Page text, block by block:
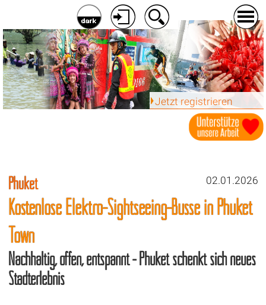
Jetzt registrieren
02.01.2026
Phuket
Kostenlose Elektro-Sightseeing-Busse in Phuket
Town
Nachhaltig, offen, entspannt - Phuket schenkt sich neues
Stadterlebnis